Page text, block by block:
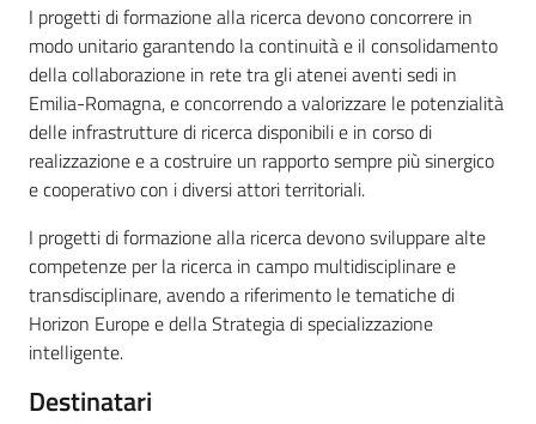
I progetti di formazione alla ricerca devono concorrere in
modo unitario garantendo la continuità e il consolidamento
della collaborazione in rete tra gli atenei aventi sedi in
Emilia-Romagna, e concorrendo a valorizzare le potenzialità
delle infrastrutture di ricerca disponibili e in corso di
realizzazione e a costruire un rapporto sempre più sinergico
e cooperativo con i diversi attori territoriali.
I progetti di formazione alla ricerca devono sviluppare alte
competenze per la ricerca in campo multidisciplinare e
transdisciplinare, avendo a riferimento le tematiche di
Horizon Europe e della Strategia di specializzazione
intelligente.
Destinatari